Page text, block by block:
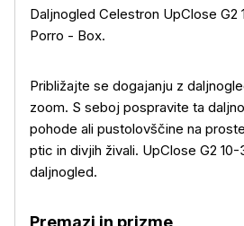
Daljnogled Celestron UpClose
Porro - Box.
Približajte se dogajanju z
zoom. S seboj pospravite ta
pohode ali pustolovščine na
ptic in divjih živali. UpClose G2
daljnogled.
Premazi in prizme